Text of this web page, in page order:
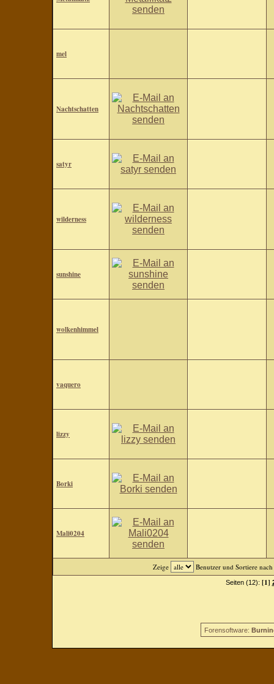
mel
Nachtschatten
satyr
wilderness
sunshine
wolkenhimmel
vaquero
lizzy
Borki
Mali0204
Zeige Benutzer und Sortiere nach
Seiten (12): [1]
Forensoftware: